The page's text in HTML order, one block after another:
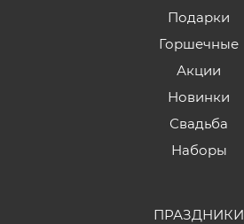
Подарки
Горшечные
Акции
Новинки
Свадьба
Наборы
ПРАЗДНИКИ